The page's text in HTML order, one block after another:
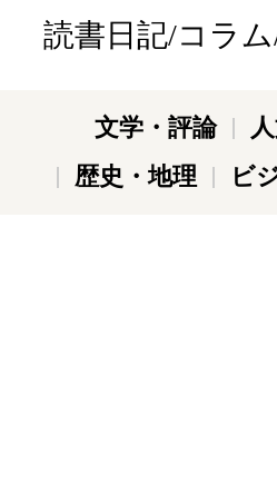
読書日記/コラ
文学・評論
歴史・地理
ビ